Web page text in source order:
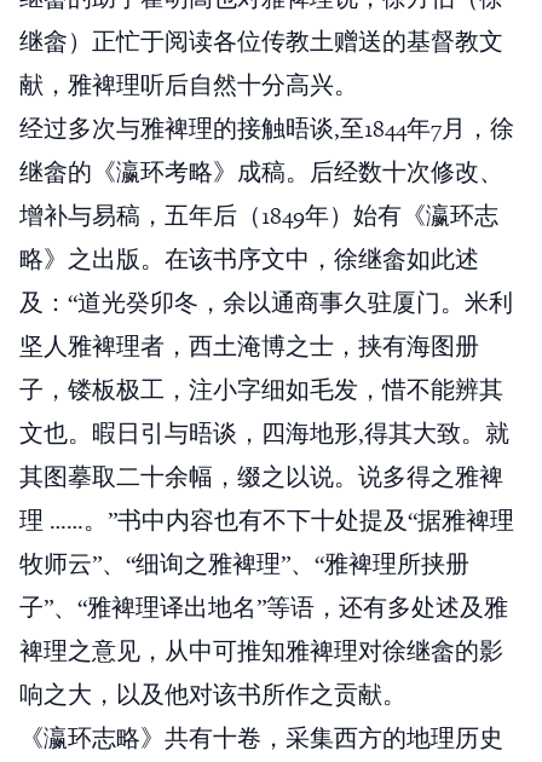
继畲）正忙于阅读各位传教土赠送的基督教文
献，雅裨理听后自然十分高兴。
经过多次与雅裨理的接触晤谈,至1844年7月，徐
继畲的《瀛环考略》成稿。后经数十次修改、
增补与易稿，五年后（1849年）始有《瀛环志
略》之出版。在该书序文中，徐继畲如此述
及：“道光癸卯冬，余以通商事久驻厦门。米利
坚人雅裨理者，西土淹博之士，挟有海图册
子，镂板极工，注小字细如毛发，惜不能辨其
文也。暇日引与晤谈，四海地形,得其大致。就
其图摹取二十余幅，缀之以说。说多得之雅裨
理 ……。”书中内容也有不下十处提及“据雅裨理
牧师云”、“细询之雅裨理”、“雅裨理所挟册
子”、“雅裨理译出地名”等语，还有多处述及雅
裨理之意见，从中可推知雅裨理对徐继畲的影
响之大，以及他对该书所作之贡献。
《瀛环志略》共有十卷，采集西方的地理历史